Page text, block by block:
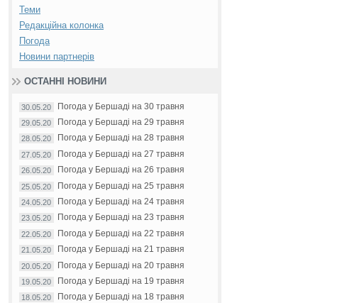
Теми
Редакційна колонка
Погода
Новини партнерів
ОСТАННІ НОВИНИ
30.05.20 Погода у Бершаді на 30 травня
29.05.20 Погода у Бершаді на 29 травня
28.05.20 Погода у Бершаді на 28 травня
27.05.20 Погода у Бершаді на 27 травня
26.05.20 Погода у Бершаді на 26 травня
25.05.20 Погода у Бершаді на 25 травня
24.05.20 Погода у Бершаді на 24 травня
23.05.20 Погода у Бершаді на 23 травня
22.05.20 Погода у Бершаді на 22 травня
21.05.20 Погода у Бершаді на 21 травня
20.05.20 Погода у Бершаді на 20 травня
19.05.20 Погода у Бершаді на 19 травня
18.05.20 Погода у Бершаді на 18 травня